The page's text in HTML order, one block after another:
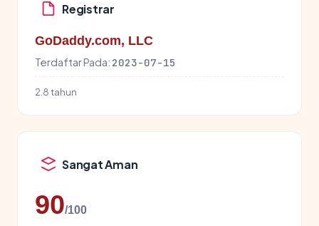
Registrar
GoDaddy.com, LLC
Terdaftar Pada: 2023-07-15
2.8 tahun
Sangat Aman
90/100